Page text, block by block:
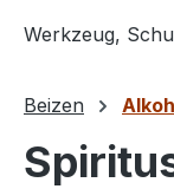
Werkzeug,
Beizen